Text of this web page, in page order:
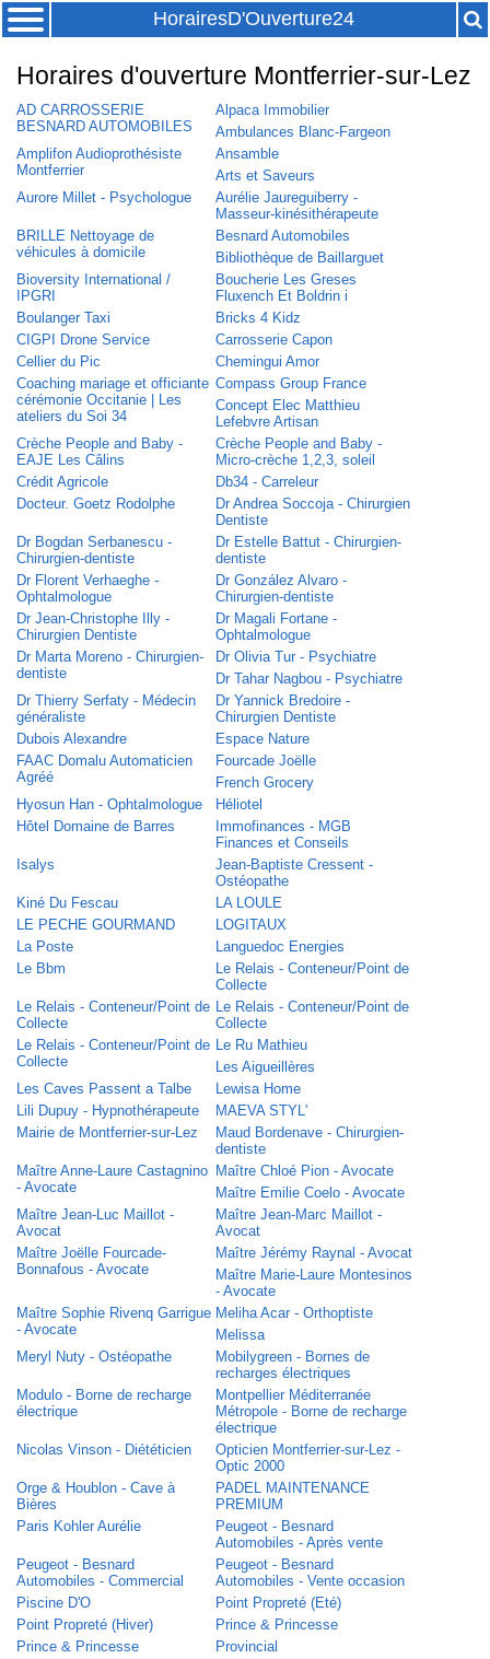
HorairesD'Ouverture24
Horaires d'ouverture Montferrier-sur-Lez
AD CARROSSERIE
BESNARD AUTOMOBILES
Alpaca Immobilier
Ambulances Blanc-Fargeon
Amplifon Audioprothésiste
Montferrier
Ansamble
Arts et Saveurs
Aurore Millet - Psychologue
Aurélie Jaureguiberry -
Masseur-kinésithérapeute
BRILLE Nettoyage de
véhicules à domicile
Besnard Automobiles
Bibliothèque de Baillarguet
Bioversity International /
IPGRI
Boucherie Les Greses
Fluxench Et Boldrin i
Boulanger Taxi
Bricks 4 Kidz
CIGPI Drone Service
Carrosserie Capon
Cellier du Pic
Chemingui Amor
Coaching mariage et officiante
cérémonie Occitanie | Les
ateliers du Soi 34
Compass Group France
Concept Elec Matthieu
Lefebvre Artisan
Crèche People and Baby -
EAJE Les Câlins
Crèche People and Baby -
Micro-crèche 1,2,3, soleil
Crédit Agricole
Db34 - Carreleur
Docteur. Goetz Rodolphe
Dr Andrea Soccoja - Chirurgien
Dentiste
Dr Bogdan Serbanescu -
Chirurgien-dentiste
Dr Estelle Battut - Chirurgien-
dentiste
Dr Florent Verhaeghe -
Ophtalmologue
Dr González Alvaro -
Chirurgien-dentiste
Dr Jean-Christophe Illy -
Chirurgien Dentiste
Dr Magali Fortane -
Ophtalmologue
Dr Marta Moreno - Chirurgien-
dentiste
Dr Olivia Tur - Psychiatre
Dr Tahar Nagbou - Psychiatre
Dr Thierry Serfaty - Médecin
généraliste
Dr Yannick Bredoire -
Chirurgien Dentiste
Dubois Alexandre
Espace Nature
FAAC Domalu Automaticien
Agréé
Fourcade Joëlle
French Grocery
Hyosun Han - Ophtalmologue
Héliotel
Hôtel Domaine de Barres
Immofinances - MGB
Finances et Conseils
Isalys
Jean-Baptiste Cressent -
Ostéopathe
Kiné Du Fescau
LA LOULE
LE PECHE GOURMAND
LOGITAUX
La Poste
Languedoc Energies
Le Bbm
Le Relais - Conteneur/Point de
Collecte
Le Relais - Conteneur/Point de
Collecte
Le Relais - Conteneur/Point de
Collecte
Le Relais - Conteneur/Point de
Collecte
Le Ru Mathieu
Les Aigueillères
Les Caves Passent a Talbe
Lewisa Home
Lili Dupuy - Hypnothérapeute
MAEVA STYL'
Mairie de Montferrier-sur-Lez
Maud Bordenave - Chirurgien-
dentiste
Maître Anne-Laure Castagnino
- Avocate
Maître Chloé Pion - Avocate
Maître Emilie Coelo - Avocate
Maître Jean-Luc Maillot -
Avocat
Maître Jean-Marc Maillot -
Avocat
Maître Joëlle Fourcade-
Bonnafous - Avocate
Maître Jérémy Raynal - Avocat
Maître Marie-Laure Montesinos
- Avocate
Maître Sophie Rivenq Garrigue
- Avocate
Meliha Acar - Orthoptiste
Melissa
Meryl Nuty - Ostéopathe
Mobilygreen - Bornes de
recharges électriques
Modulo - Borne de recharge
électrique
Montpellier Méditerranée
Métropole - Borne de recharge
électrique
Nicolas Vinson - Diététicien
Opticien Montferrier-sur-Lez -
Optic 2000
Orge & Houblon - Cave à
Bières
PADEL MAINTENANCE
PREMIUM
Paris Kohler Aurélie
Peugeot - Besnard
Automobiles - Après vente
Peugeot - Besnard
Automobiles - Commercial
Peugeot - Besnard
Automobiles - Vente occasion
Piscine D'O
Point Propreté (Eté)
Point Propreté (Hiver)
Prince & Princesse
Prince & Princesse
Provincial